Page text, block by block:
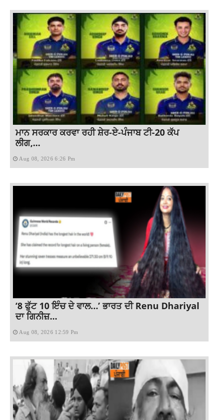
ਮਾਨ ਸਰਕਾਰ ਕਰਵਾ ਰਹੀ ਸ਼ੇਰ-ਏ-ਪੰਜਾਬ ਟੀ-20 ਕੱਪ
ਲੀਗ,...
Aug 08, 2026 6:26 Pm
‘8 ਫੁੱਟ 10 ਇੰਚ ਦੇ ਵਾਲ…’ ਭਾਰਤ ਦੀ Renu Dhariyal
ਦਾ ਗਿਨੀਜ਼...
Aug 08, 2026 12:59 Pm